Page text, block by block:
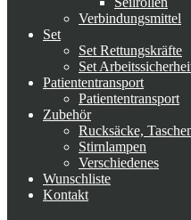
Verbindungsmittel
Set
Set Rettungskräfte
Set
Patiententransport
Patiententransport
Zubehör
Rucksäcke,
Stirnlampen
Verschiedenes
Wunschliste
Kontakt